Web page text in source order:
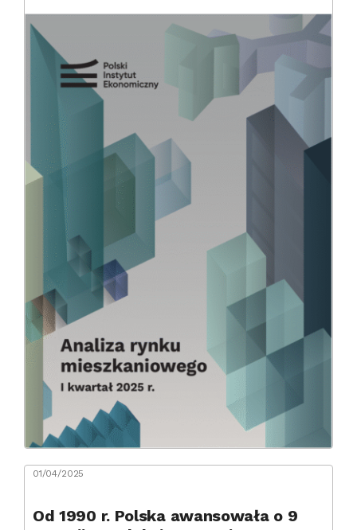
01/04/2025
Od 1990 r. Polska awansowała o 9